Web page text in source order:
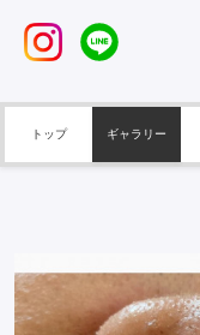
トップ ギャラリー